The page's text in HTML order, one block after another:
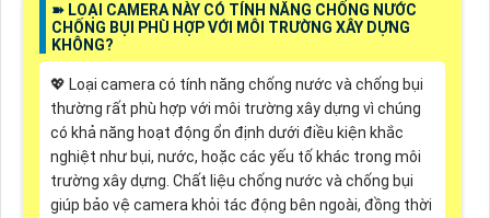
➽ LOẠI CAMERA NÀY CÓ TÍNH NĂNG CHỐNG NƯỚC
CHỐNG BỤI PHÙ HỢP VỚI MÔI TRƯỜNG XÂY DỰNG
KHÔNG?
💖 Loại camera có tính năng chống nước và chống bụi
thường rất phù hợp với môi trường xây dựng vì chúng
có khả năng hoạt động ổn định dưới điều kiện khắc
nghiệt như bụi, nước, hoặc các yếu tố khác trong môi
trường xây dựng. Chất liệu chống nước và chống bụi
giúp bảo vệ camera khỏi tác động bên ngoài, đồng thời